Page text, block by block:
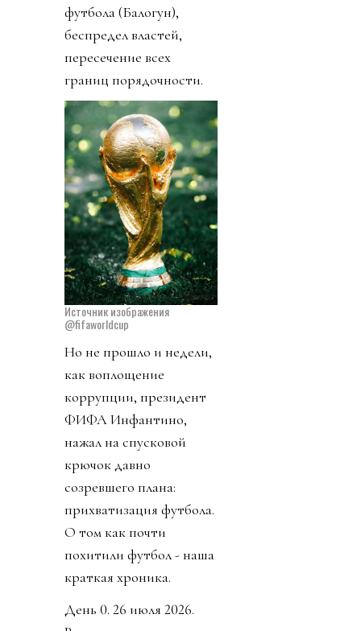
футбола (Балогун),
беспредел властей,
пересечение всех
границ порядочности.
Источник изображения
@fifaworldcup
Но не прошло и недели,
как воплощение
коррупции, президент
ФИФА Инфантино,
нажал на спусковой
крючок давно
созревшего плана:
прихватизация футбола.
О том как почти
похитили футбол - наша
краткая хроника.
День 0. 26 июля 2026.